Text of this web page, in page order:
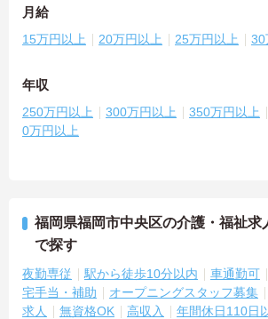
月給
15万円以上 20万円以上 25万円以上 30
年収
250万円以上 300万円以上 350万円以上
0万円以上
福岡県福岡市中央区の介護・福祉求
で探す
夜勤専従 駅から徒歩10分以内 車通勤可
宅手当・補助
オープニングスタッフ募集
求人
無資格OK 高収入 年間休日110日